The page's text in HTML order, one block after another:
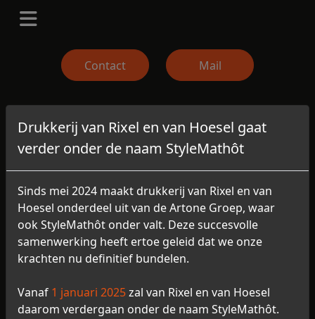
Contact Mail
Aanmelden
Bedrijfsnaam*
E-mailadres Contactpersoon*
Drukkerij van Rixel en van Hoesel gaat
verder onder de naam StyleMathôt
Sinds mei 2024 maakt drukkerij van Rixel en van
Hoesel onderdeel uit van de Artone Groep, waar
ook StyleMathôt onder valt. Deze succesvolle
samenwerking heeft ertoe geleid dat we onze
krachten nu definitief bundelen.
Vanaf 1 januari 2025zal van Rixel en van Hoesel
daarom verdergaan onder de naam StyleMathôt.